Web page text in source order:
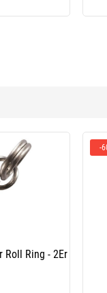
King